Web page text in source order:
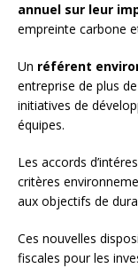
annuel sur leur
empreinte carbone
Un référent
entreprise de plus
initiatives de
équipes.
Les accords
critères
aux objectifs de
Ces nouvelles
fiscales pour les